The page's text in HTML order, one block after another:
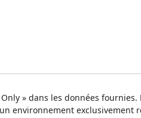
» dans les données
environnement exclusivement